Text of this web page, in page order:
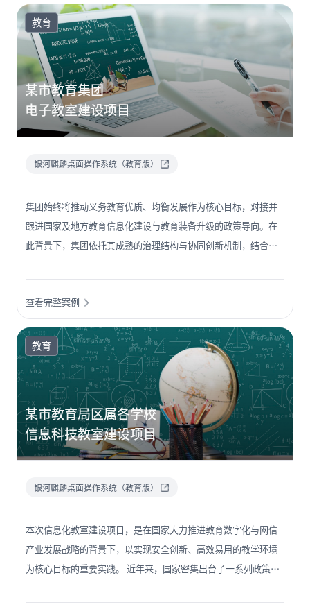
力国家网信产业生态在地方扎实落地生根。
教育
某市教育集团
电子教室建设项目
银河麒麟桌面操作系统（教育版）
集团始终将推动义务教育优质、均衡发展作为核心目标，对接并
跟进国家及地方教育信息化建设与教育装备升级的政策导向。在
此背景下，集团依托其成熟的治理结构与协同创新机制，结合自
公电脑的自主创新更新迭代工作。该校区的试点工作取得了显著
面，完全满足甚至超出了日常教学需求，有效支撑了学校数字化
课堂模式的深化。 基于该校区升级实践的良好成效与充分验证，
集团将该试点经验提炼为可复制、可推广的标准化方案，采
取“纵向深化 + 横向辐射”的策略，将相关终端设备向集团内部
其余校区和管委会管辖的其他学校进行全面推广。
查看完整案例
教育
某市教育局区属各学校
信息科技教室建设项目
银河麒麟桌面操作系统（教育版）
本次信息化教室建设项目，是在国家大力推进教育数字化与网信
产业发展战略的背景下，以实现安全创新、高效易用的教学环境
为核心目标的重要实践。 近年来，国家密集出台了一系列政策，